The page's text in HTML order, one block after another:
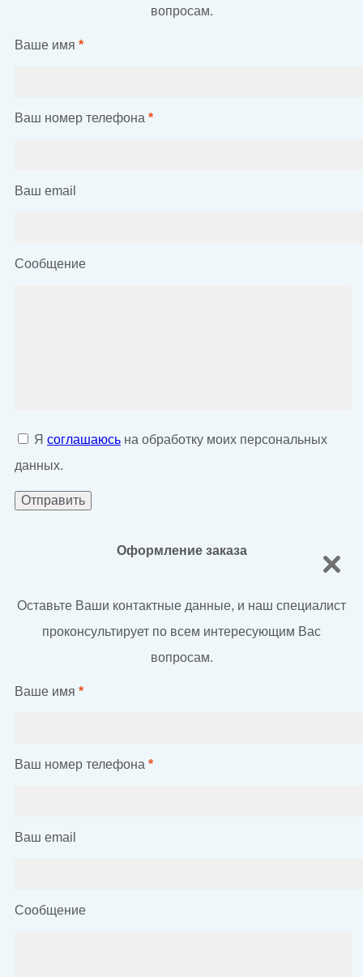
вопросам.
Ваше имя *
Ваш номер телефона *
Ваш email
Сообщение
Я соглашаюсь на обработку моих персональных
данных.
Оформление заказа
Оставьте Ваши контактные данные, и наш специалист
проконсультирует по всем интересующим Вас
вопросам.
Ваше имя *
Ваш номер телефона *
Ваш email
Сообщение